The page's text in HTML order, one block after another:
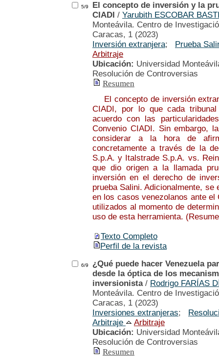
5/9
El concepto de inversión y la
CIADI / Yarubith ESCOBAR
Monteávila. Centro de
Caracas, 1 (2023)
Inversión extranjera; Prueba
Arbitraje
Ubicación: Universidad
Resolución de Controversias
Resumen
El concepto de inversión
CIADI, por lo que cada
acuerdo con las
Convenio CIADI. Sin embargo,
considerar a la hora de
concretamente a través de la
S.p.A. y Italstrade S.p.A. vs.
que dio origen a la llamada
inversión en el derecho de
prueba Salini. Adicionalmente,
en los casos venezolanos ante
utilizados al momento de
uso de esta herramienta.
Texto Completo
Perfil de la revista
6/9
¿Qué puede hacer Venezuela
desde la óptica de los
inversionista/ Rodrigo FARÍAS
Monteávila. Centro de
Caracas, 1 (2023)
Inversiones extranjeras;
Arbitraje
Arbitraje
Ubicación: Universidad
Resolución de Controversias
Resumen